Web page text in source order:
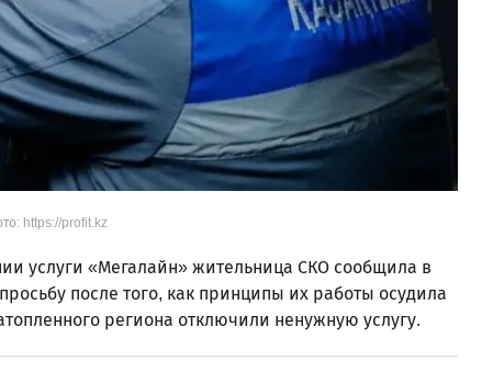
https://profit.kz
услуги «Мегалайн» жительница СКО сообщила в
после того, как принципы их работы осудила
региона отключили ненужную услугу.